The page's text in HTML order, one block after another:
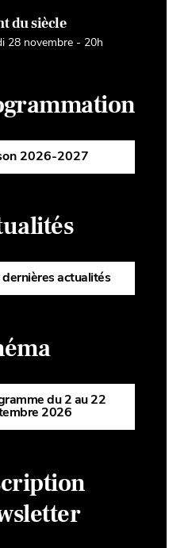
du siècle
28 novembre - 20h
2026-2027
dernières actualités
du 2 au 22
2026